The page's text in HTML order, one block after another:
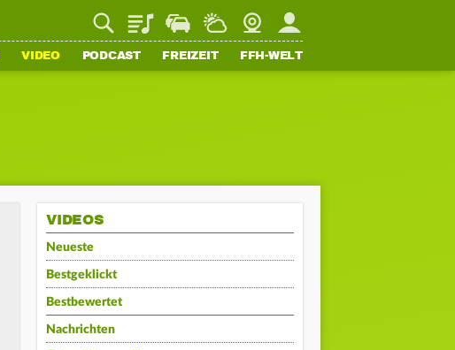
PlaylistStaupilotWetterWebcamMein FFH
VIDEO PODCAST FREIZEIT FFH-WELT
VIDEOS
Neueste
Bestgeklickt
Bestbewertet
Nachrichten